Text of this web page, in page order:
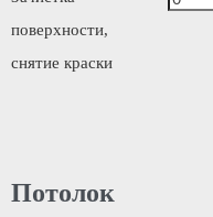
поверхности,
снятие краски
Потолок